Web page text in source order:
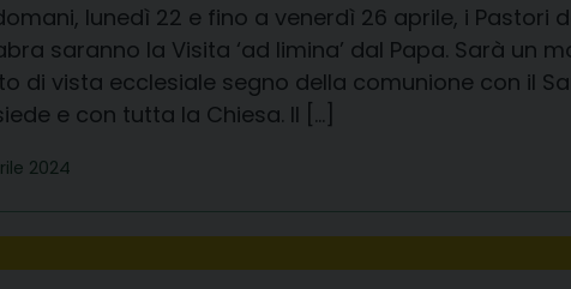
lunedì 22 e fino a venerdì 26 aprile, i Pastori
saranno la Visita ‘ad limina’ dal Papa. Sarà
di vista ecclesiale segno della comunione con il
e con tutta la Chiesa. Il […]
2024